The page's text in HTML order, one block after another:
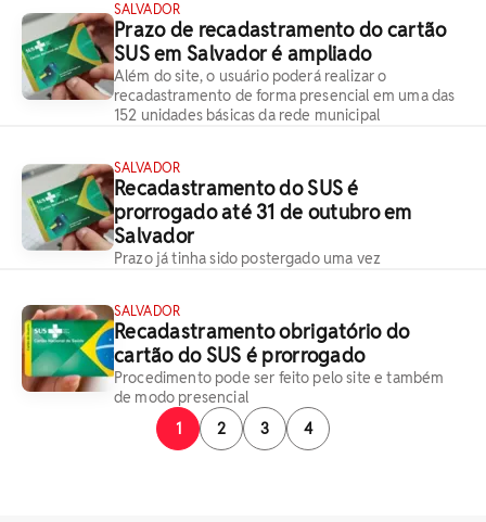
SALVADOR
Prazo de recadastramento do cartão
SUS em Salvador é ampliado
Além do site, o usuário poderá realizar o
recadastramento de forma presencial em uma das
152 unidades básicas da rede municipal
SALVADOR
Recadastramento do SUS é
prorrogado até 31 de outubro em
Salvador
Prazo já tinha sido postergado uma vez
SALVADOR
Recadastramento obrigatório do
cartão do SUS é prorrogado
Procedimento pode ser feito pelo site e também
de modo presencial
1
2 3 4